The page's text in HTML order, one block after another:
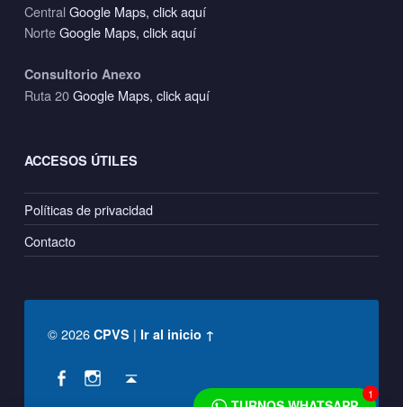
CentralGoogle Maps, click aquí
NorteGoogle Maps, click aquí
Consultorio Anexo
Ruta 20Google Maps, click aquí
ACCESOS ÚTILES
Políticas de privacidad
Contacto
© 2026 CPVS| Ir al inicio ↑
Social Menu
1